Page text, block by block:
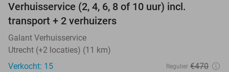
Verhuisservice (2, 4, 6, 8 of 10 uur) incl.
transport + 2 verhuizers
Galant Verhuisservice
Utrecht (+2 locaties) (11 km)
Verkocht: 15
Regulier €470